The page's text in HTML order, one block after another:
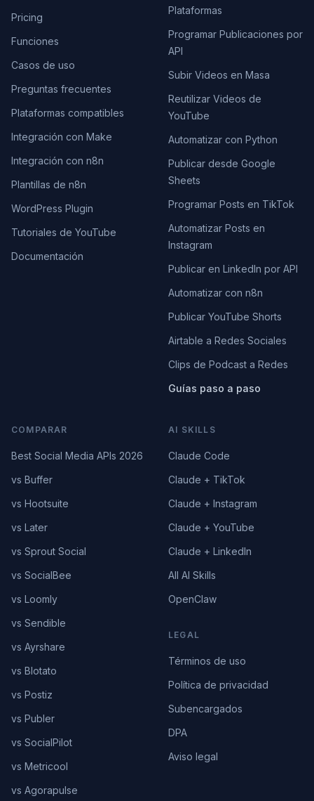
Pricing
Funciones
Casos de uso
Preguntas frecuentes
Plataformas compatibles
Integración con Make
Integración con n8n
Plantillas de n8n
WordPress Plugin
Tutoriales de YouTube
Documentación
Plataformas
Programar Publicaciones por
API
Subir Videos en Masa
Reutilizar Videos de
YouTube
Automatizar con Python
Publicar desde Google
Sheets
Programar Posts en TikTok
Automatizar Posts en
Instagram
Publicar en LinkedIn por API
Automatizar con n8n
Publicar YouTube Shorts
Airtable a Redes Sociales
Clips de Podcast a Redes
Guías paso a paso
COMPARAR
Best Social Media APIs 2026
vs Buffer
vs Hootsuite
vs Later
vs Sprout Social
vs SocialBee
vs Loomly
vs Sendible
vs Ayrshare
vs Blotato
vs Postiz
vs Publer
vs SocialPilot
vs Metricool
vs Agorapulse
AI SKILLS
Claude Code
Claude + TikTok
Claude + Instagram
Claude + YouTube
Claude + LinkedIn
All AI Skills
OpenClaw
LEGAL
Términos de uso
Política de privacidad
Subencargados
DPA
Aviso legal